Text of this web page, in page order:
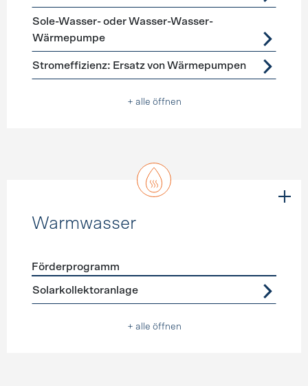
Sole-Wasser- oder Wasser-Wasser-
Wärmepumpe
Stromeffizienz: Ersatz von Wärmepumpen
+ alle öffnen
Warmwasser
Förderprogramme
Förderprogramm
Solarkollektoranlage
+ alle öffnen